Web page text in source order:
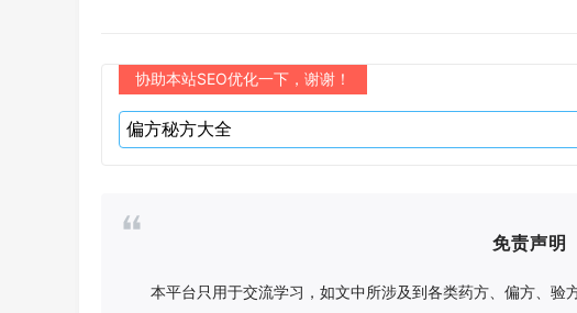
协助本站SEO优化一下，谢谢！
免责声明
本平台只用于交流学习，如文中所涉及到各类药方、偏方、验